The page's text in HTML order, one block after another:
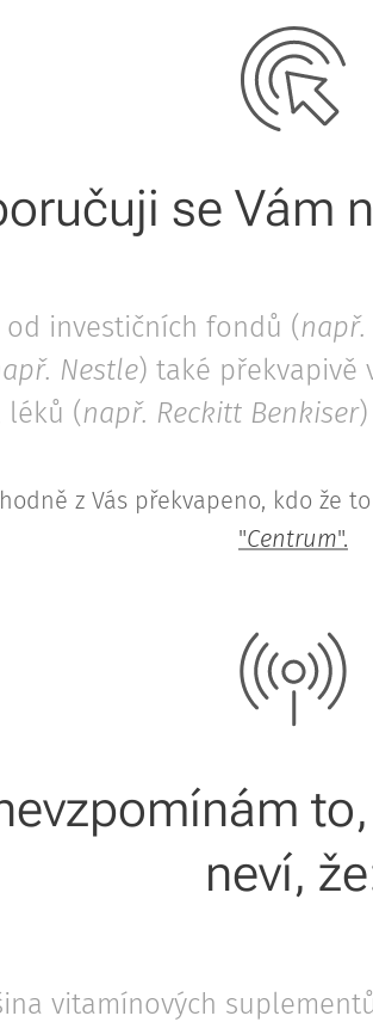
se Vám
investičních fondů (např.
Nestle) také překvapivě
léků (např. Reckitt Benkiser
z Vás překvapeno, kdo že
"Centrum".
neví,
vitamínových